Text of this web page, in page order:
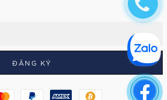
ĐĂNG KÝ